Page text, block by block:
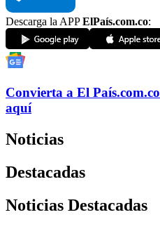
Descarga la APPElPaís.com.co:
Convierta a El País.com.co
aquí
Noticias
Destacadas
Noticias Destacadas